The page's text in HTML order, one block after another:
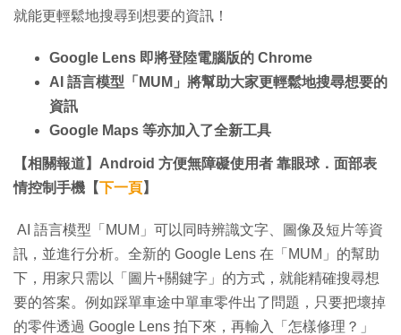
就能更輕鬆地搜尋到想要的資訊！
Google Lens 即將登陸電腦版的 Chrome
AI 語言模型「MUM」將幫助大家更輕鬆地搜尋想要的
資訊
Google Maps 等亦加入了全新工具
【相關報道】Android 方便無障礙使用者 靠眼球．面部表
情控制手機【下一頁】
AI 語言模型「MUM」可以同時辨識文字、圖像及短片等資
訊，並進行分析。全新的 Google Lens 在「MUM」的幫助
下，用家只需以「圖片+關鍵字」的方式，就能精確搜尋想
要的答案。例如踩單車途中單車零件出了問題，只要把壞掉
的零件透過 Google Lens 拍下來，再輸入「怎樣修理？」